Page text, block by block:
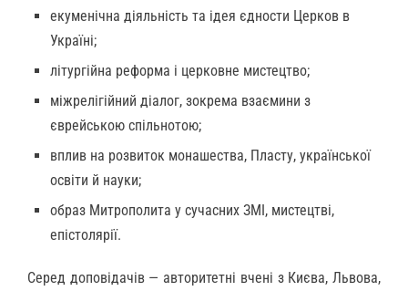
екуменічна діяльність та ідея єдности Церков в
Україні;
літургійна реформа і церковне мистецтво;
міжрелігійний діалог, зокрема взаємини з
єврейською спільнотою;
вплив на розвиток монашества, Пласту, української
освіти й науки;
образ Митрополита у сучасних ЗМІ, мистецтві,
епістолярії.
Серед доповідачів — авторитетні вчені з Києва, Львова,